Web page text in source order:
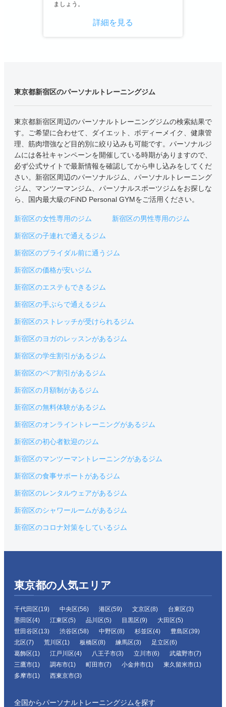
ましょう。
詳細を見る
東京都新宿区のパーソナルトレーニングジム
東京都新宿区周辺のパーソナルトレーニングジムの検索結果で
す。ご希望に合わせて、ダイエット、ボディーメイク、健康管
理、筋肉増強など目的別に絞り込みも可能です。パーソナルジ
ムには各社キャンペーンを開催している時期がありますので、
必ず公式サイトで最新情報を確認してから申し込みをしてくだ
さい。新宿区周辺のパーソナルジム、パーソナルトレーニング
ジム、マンツーマンジム、パーソナルスポーツジムをお探しな
ら、国内最大級のFiND Personal GYMをご活用ください。
新宿区の女性専用のジム 新宿区の男性専用のジム
新宿区の子連れで通えるジム
新宿区のブライダル前に通うジム
新宿区の価格が安いジム
新宿区のエステもできるジム
新宿区の手ぶらで通えるジム
新宿区のストレッチが受けられるジム
新宿区のヨガのレッスンがあるジム
新宿区の学生割引があるジム
新宿区のペア割引があるジム
新宿区の月額制があるジム
新宿区の無料体験があるジム
新宿区のオンライントレーニングがあるジム
新宿区の初心者歓迎のジム
新宿区のマンツーマントレーニングがあるジム
新宿区の食事サポートがあるジム
新宿区のレンタルウェアがあるジム
新宿区のシャワールームがあるジム
新宿区のコロナ対策をしているジム
東京都の人気エリア
千代田区(19) 中央区(56) 港区(59) 文京区(8)
台東区(3)
墨田区(4)
江東区(5) 品川区(5) 目黒区(9)
大田区(5)
世田谷区(13)
渋谷区(58) 中野区(8) 杉並区(4)
豊島区(39)
北区(7)
荒川区(1) 板橋区(8) 練馬区(3)
足立区(6)
葛飾区(1)
江戸川区(4) 八王子市(3) 立川市(6)
武蔵野市(7)
三鷹市(1)
調布市(1) 町田市(7) 小金井市(1)
東久留米市(1)
多摩市(1)
西東京市(3)
全国からパーソナルトレーニングジムを探す